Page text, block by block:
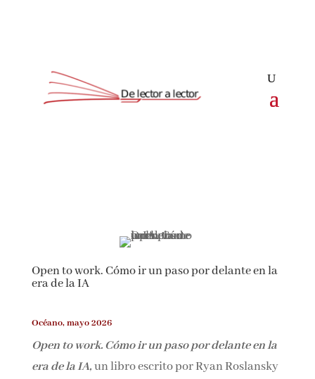
Open to work. Cómo ir un paso por delante en la
era de la IA
Océano, mayo 2026
Open to work. Cómo ir un paso por delante en la
era de la IA,un libro escrito por Ryan Roslansky